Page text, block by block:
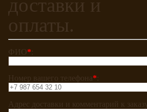
доставки и
оплаты.
ФИО*
Номер вашего телефона*
Адрес доставки и комментарий к заказу: